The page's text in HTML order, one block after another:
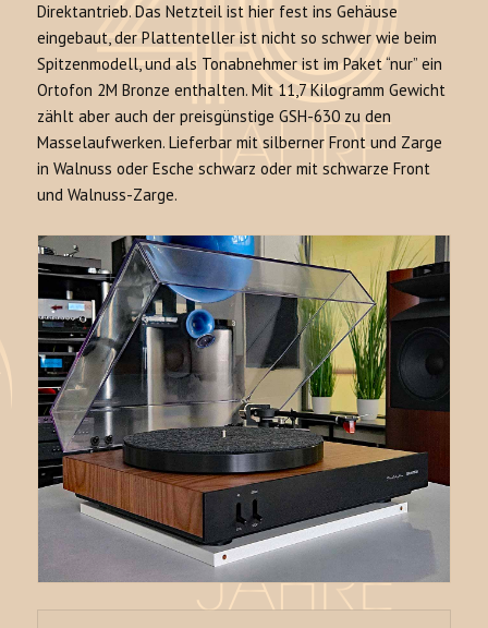
Direktantrieb. Das Netzteil ist hier fest ins Gehäuse
eingebaut, der Plattenteller ist nicht so schwer wie beim
Spitzenmodell, und als Tonabnehmer ist im Paket “nur” ein
Ortofon 2M Bronze enthalten. Mit 11,7 Kilogramm Gewicht
zählt aber auch der preisgünstige GSH-630 zu den
Masselaufwerken. Lieferbar mit silberner Front und Zarge
in Walnuss oder Esche schwarz oder mit schwarze Front
und Walnuss-Zarge.